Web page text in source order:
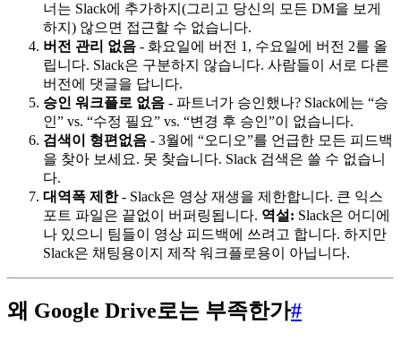
너는 Slack에 추가하지(그리고 당신의 모든 DM을 보게
하지) 않으면 접근할 수 없습니다.
버전 관리 없음 - 화요일에 버전 1, 수요일에 버전 2를 올
립니다. Slack은 구분하지 않습니다. 사람들이 서로 다른
버전에 댓글을 답니다.
승인 워크플로 없음 - 파트너가 승인했나? Slack에는 “승
인” vs. “수정 필요” vs. “변경 후 승인”이 없습니다.
검색이 형편없음 - 3월에 “오디오”를 언급한 모든 피드백
을 찾아 보세요. 못 찾습니다. Slack 검색은 쓸 수 없습니
다.
대역폭 제한- Slack은 영상 재생을 제한합니다. 큰 익스
포트 파일은 끝없이 버퍼링됩니다. 역설: Slack은 어디에
나 있으니 팀들이 영상 피드백에 쓰려고 합니다. 하지만
Slack은 채팅용이지 제작 워크플로용이 아닙니다.
왜 Google Drive로는 부족한가#